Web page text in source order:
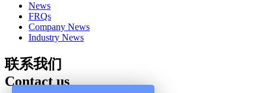
News
FRQs
Company News
Industry News
联系我们
Contact us